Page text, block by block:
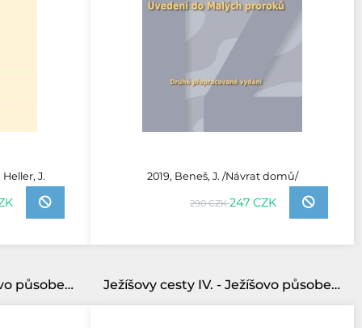
J. 2019, Beneš, J. /Návrat domů/
290 CZK247 CZK
Ježíšovy cesty V. - Ježíšovo působení v Galileji Ježíšovy cesty IV. - Ježíšovo působení po prvních velikonocích